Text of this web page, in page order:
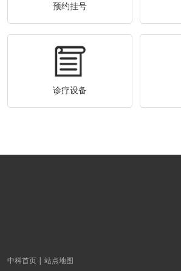
预约挂号
诊疗设备
中科首页 站点地图